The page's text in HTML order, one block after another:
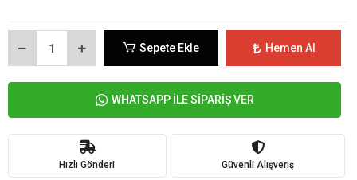
Sepete Ekle Hemen Al
WHATSAPP İLE SİPARİŞ VER
Hızlı Gönderi Güvenli Alışveriş